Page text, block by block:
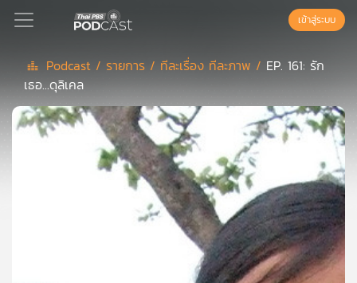
Podcast
เข้าสู่ระบบ
Podcast / รายการ / ทีละเรื่อง ทีละภาพ / EP. 161: รัก
เธอ...ดุลิเคล